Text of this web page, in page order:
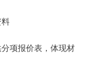
项报价表，体现材